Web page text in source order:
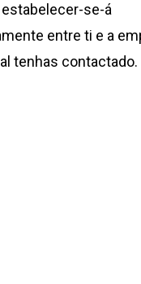
estabelecer-se-á
entre ti e a
tenhas contactado.